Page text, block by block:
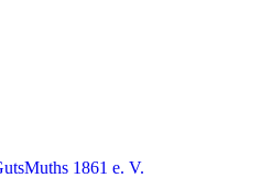
1861 e. V.